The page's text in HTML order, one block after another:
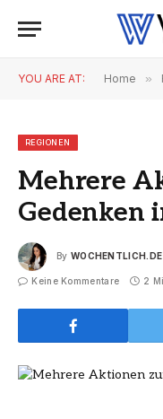
YOU ARE AT: Home »
REGIONEN
Mehrere
Gedenken
By WOCHENTLICH.DE
Keine Kommentare 2